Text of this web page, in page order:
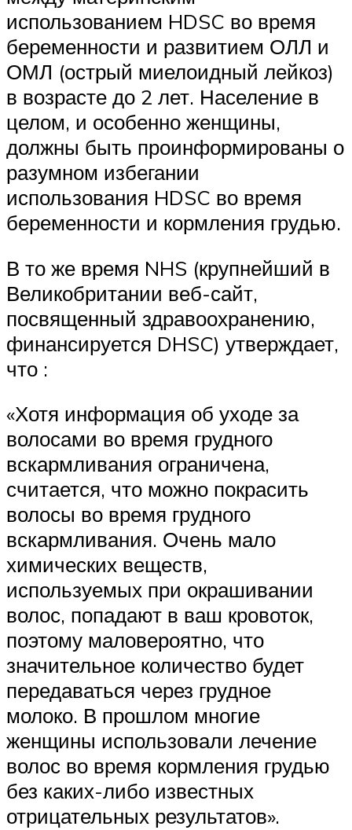
использованием HDSC во время
беременности и развитием ОЛЛ и
ОМЛ (острый миелоидный лейкоз)
в возрасте до 2 лет. Население в
целом, и особенно женщины,
должны быть проинформированы о
разумном избегании
использования HDSC во время
беременности и кормления грудью.
В то же время NHS (крупнейший в
Великобритании веб-сайт,
посвященный здравоохранению,
финансируется DHSC) утверждает,
что :
«Хотя информация об уходе за
волосами во время грудного
вскармливания ограничена,
считается, что можно покрасить
волосы во время грудного
вскармливания. Очень мало
химических веществ,
используемых при окрашивании
волос, попадают в ваш кровоток,
поэтому маловероятно, что
значительное количество будет
передаваться через грудное
молоко. В прошлом многие
женщины использовали лечение
волос во время кормления грудью
без каких-либо известных
отрицательных результатов».